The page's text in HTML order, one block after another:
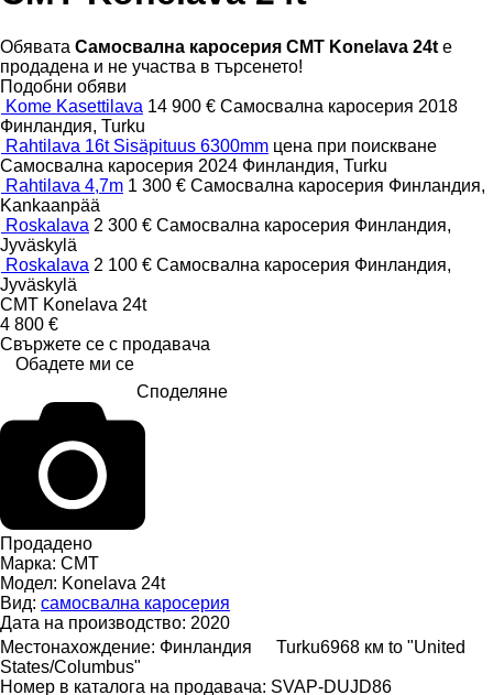
Обявата Самосвална каросерия CMT Konelava 24t е
продадена и не участва в търсенето!
Подобни обяви
Kome Kasettilava 14 900 € Самосвална каросерия 2018
Финландия, Turku
Rahtilava 16t Sisäpituus 6300mm цена при поискване
Самосвална каросерия 2024 Финландия, Turku
Rahtilava 4,7m 1 300 € Самосвална каросерия Финландия,
Kankaanpää
Roskalava 2 300 € Самосвална каросерия Финландия,
Jyväskylä
Roskalava 2 100 € Самосвална каросерия Финландия,
Jyväskylä
CMT Konelava 24t
4 800 €
Свържете се с продавача
Обадете ми се
Споделяне
Продадено
Марка: CMT
Модел: Konelava 24t
Вид: самосвална каросерия
Дата на производство: 2020
Местонахождение: Финландия Turku6968 км to "United
States/Columbus"
Номер в каталога на продавача: SVAP-DUJD86